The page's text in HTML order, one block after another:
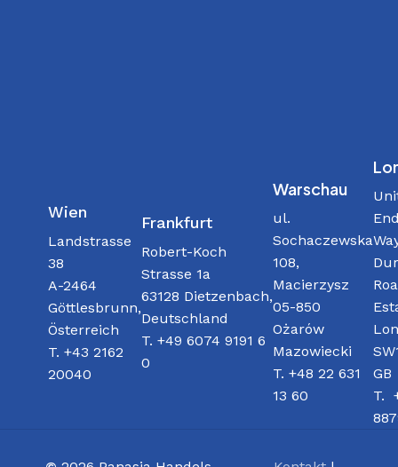
Wien
Landstrasse
38
A-2464
Göttlesbrunn,
Österreich
T. +43 2162
20040
Frankfurt
Robert-Koch
Strasse 1a
63128 Dietzenbach,
Deutschland
T. +49 6074 9191 6
0
Warschau
ul.
Sochaczewska
108,
Macierzysz
05-850
Ożarów
Mazowiecki
T. +48 22 631
13 60
GB
T.